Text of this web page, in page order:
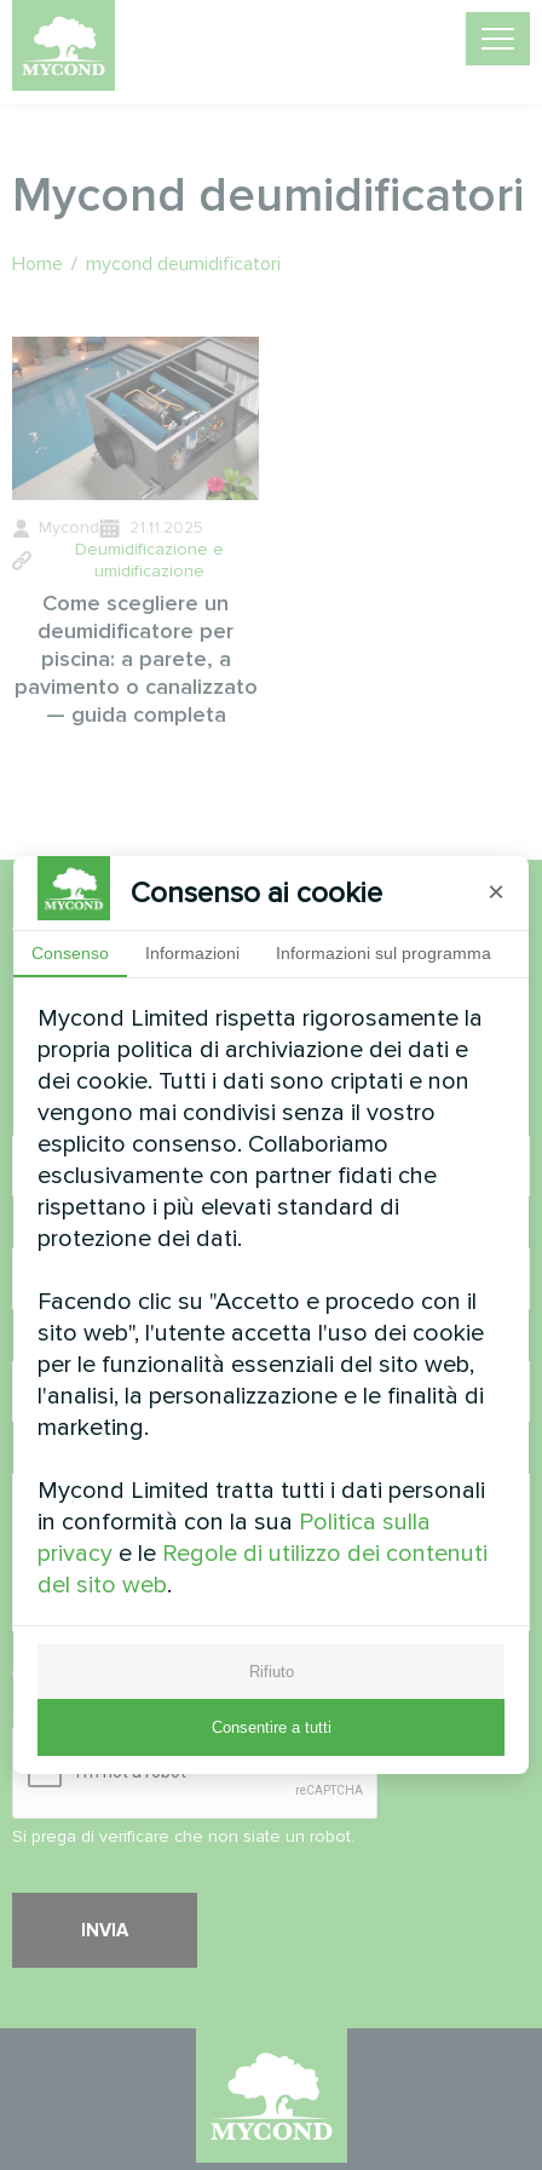
Mycond deumidificatori
Home / mycond deumidificatori
Mycond
21.11.2025
Deumidificazione e
umidificazione
Come scegliere un
deumidificatore per
piscina: a parete, a
pavimento o canalizzato
— guida completa
Volete acquistare o avete
domande?
Contattateci e vi aiuteremo
Nome
Numero di telefono
Email
informativa sulla privacy
Si prega di verificare che non siate un robot.
Consenso ai cookie ×
Consenso Informazioni Informazioni sul programma
Mycond Limited rispetta rigorosamente la
propria politica di archiviazione dei dati e
dei cookie. Tutti i dati sono criptati e non
vengono mai condivisi senza il vostro
esplicito consenso. Collaboriamo
esclusivamente con partner fidati che
rispettano i più elevati standard di
protezione dei dati.
Facendo clic su "Accetto e procedo con il
sito web", l'utente accetta l'uso dei cookie
per le funzionalità essenziali del sito web,
l'analisi, la personalizzazione e le finalità di
marketing.
Mycond Limited tratta tutti i dati personali
in conformità con la sua Politica sulla
privacy e le Regole di utilizzo dei contenuti
del sito web.
Rifiuto
Consentire a tutti